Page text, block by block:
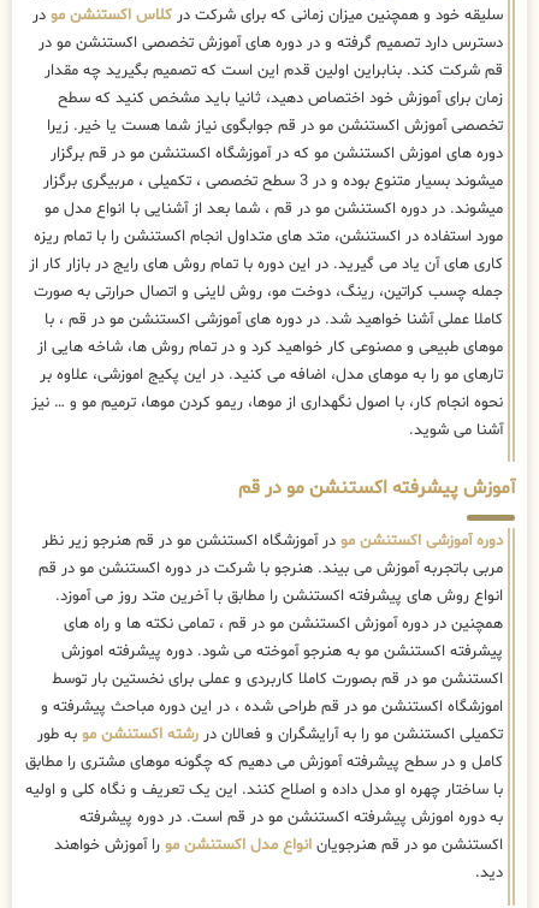
سلیقه خود و همچنین میزان زمانی که برای شرکت در کلاس اکستنشن مو در
دسترس دارد تصمیم گرفته و در دوره های آموزش تخصصی اکستنشن مو در
قم شرکت کند. بنابراین اولین قدم این است که تصمیم بگیرید چه مقدار
زمان برای آموزش خود اختصاص دهید، ثانیا باید مشخص کنید که سطح
تخصصی آموزش اکستنشن مو در قم جوابگوی نیاز شما هست یا خیر. زیرا
دوره های اموزش اکستنشن مو که در آموزشگاه اکستنشن مو در قم برگزار
میشوند بسیار متنوع بوده و در 3 سطح تخصصی ، تکمیلی ، مربیگری برگزار
میشوند. در دوره اکستنشن مو در قم ، شما بعد از آشنایی با انواع مدل مو
مورد استفاده در اکستنشن، متد های متداول انجام اکستنشن را با تمام ریزه
کاری های آن یاد می گیرید. در این دوره با تمام روش های رایج در بازار کار از
جمله چسب کراتین، رینگ، دوخت مو، روش لاینی و اتصال حرارتی به صورت
کاملا عملی آشنا خواهید شد. در دوره های آموزشی اکستنشن مو در قم ، با
موهای طبیعی و مصنوعی کار خواهید کرد و در تمام روش ها، شاخه هایی از
تارهای مو را به موهای مدل، اضافه می کنید. در این پکیج اموزشی، علاوه بر
نحوه انجام کار، با اصول نگهداری از موها، ریمو کردن موها، ترمیم مو و … نیز
آشنا می شوید.
آموزش پیشرفته اکستنشن مو در قم
دوره آموزشی اکستنشن مو در آموزشگاه اکستنشن مو در قم هنرجو زیر نظر
مربی باتجربه آموزش می بیند. هنرجو با شرکت در دوره اکستنشن مو در قم
انواع روش های پیشرفته اکستنشن را مطابق با آخرین متد روز می آموزد.
همچنین در دوره آموزش اکستنشن مو در قم ، تمامی نکته ها و راه های
پیشرفته اکستنشن مو به هنرجو آموخته می شود. دوره پیشرفته اموزش
اکستنشن مو در قم بصورت کاملا کاربردی و عملی برای نخستین بار توسط
اموزشگاه اکستنشن مو در قم طراحی شده ، در این دوره مباحث پیشرفته و
تکمیلی اکستنشن مو را به آرایشگران و فعالان در رشته اکستنشن مو به طور
کامل و در سطح پیشرفته آموزش می دهیم که چگونه موهای مشتری را مطابق
با ساختار چهره او مدل داده و اصلاح کنند. این یک تعریف و نگاه کلی و اولیه
به دوره اموزش پیشرفته اکستنشن مو در قم است. در دوره پیشرفته
اکستنشن مو در قم هنرجویان انواع مدل اکستنشن مو را آموزش خواهند
دید.